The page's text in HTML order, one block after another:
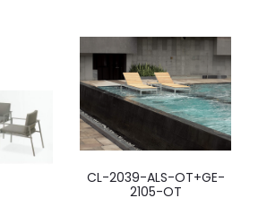
CL-2039-ALS-OT+GE-
2105-OT